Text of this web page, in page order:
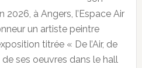
à Angers, l’Espace Air
un artiste peintre
titrée « De l’Air, de
ses oeuvres dans le hall